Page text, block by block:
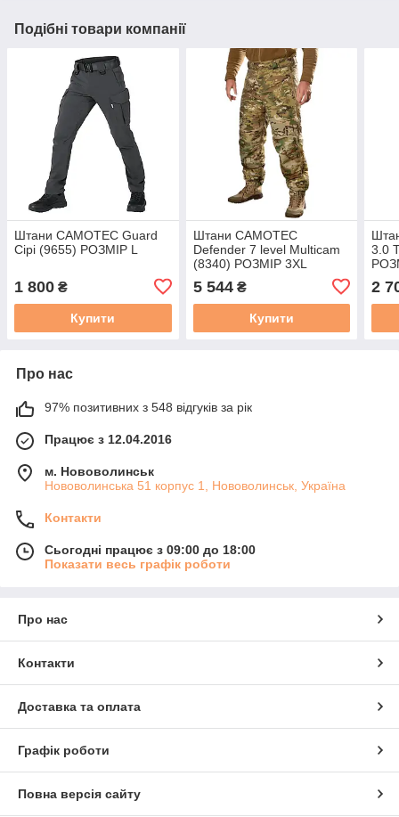
Подібні товари компанії
Штани CAMOTEC Guard
Сірі (9655) РОЗМІР L
1 800 ₴
Купити
Штани CAMOTEC
Defender 7 level Multicam
(8340) РОЗМІР 3XL
5 544₴
Купити
3.0
2
Про нас
97% позитивних з 548 відгуків за рік
Працює з 12.04.2016
м. Нововолинськ
Нововолинська 51 корпус 1, Нововолинськ, Україна
Контакти
Сьогодні працює з 09:00 до 18:00
Показати весь графік роботи
Про нас
Контакти
Доставка та оплата
Графік роботи
Повна версія сайту